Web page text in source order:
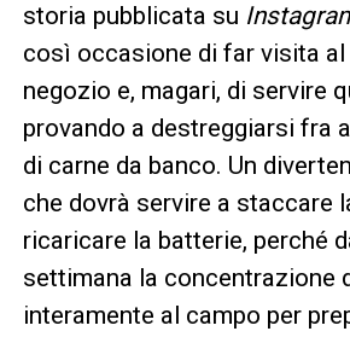
storia pubblicata su
così occasione di far visita al
negozio e, magari, di servire
provando a destreggiarsi fra
di carne da banco. Un
che dovrà servire a staccare
ricaricare la batterie, perché
settimana la concentrazione
interamente al campo per